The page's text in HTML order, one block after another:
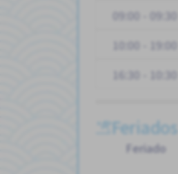
09:00 - 09:30
10:00 - 19:00
16:30 - 10:30
Feriados
Feriado